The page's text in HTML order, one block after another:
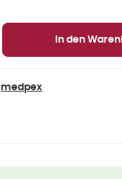
In den
medpex